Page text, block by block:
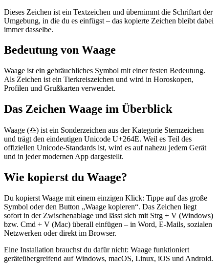
Dieses Zeichen ist ein Textzeichen und übernimmt die Schriftart der
Umgebung, in die du es einfügst – das kopierte Zeichen bleibt dabei
immer dasselbe.
Bedeutung von Waage
Waage ist ein gebräuchliches Symbol mit einer festen Bedeutung.
Als Zeichen ist ein Tierkreiszeichen und wird in Horoskopen,
Profilen und Grußkarten verwendet.
Das Zeichen Waage im Überblick
Waage (♎) ist ein Sonderzeichen aus der Kategorie Sternzeichen
und trägt den eindeutigen Unicode U+264E. Weil es Teil des
offiziellen Unicode-Standards ist, wird es auf nahezu jedem Gerät
und in jeder modernen App dargestellt.
Wie kopierst du Waage?
Du kopierst Waage mit einem einzigen Klick: Tippe auf das große
Symbol oder den Button „Waage kopieren“. Das Zeichen liegt
sofort in der Zwischenablage und lässt sich mit Strg + V (Windows)
bzw. Cmd + V (Mac) überall einfügen – in Word, E-Mails, sozialen
Netzwerken oder direkt im Browser.
Eine Installation brauchst du dafür nicht: Waage funktioniert
geräteübergreifend auf Windows, macOS, Linux, iOS und Android.